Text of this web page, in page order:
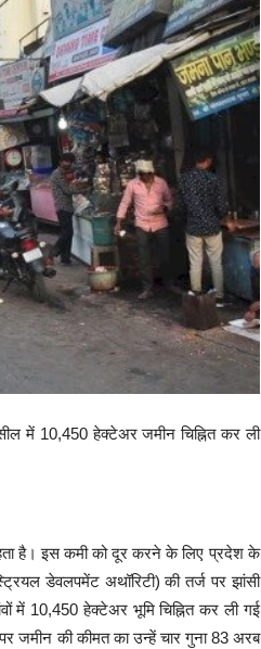
में 10,450 हेक्टेअर जमीन चिह्नित कर ली
है। इस कमी को दूर करने के लिए प्रदेश के
डेवलपमेंट अथॉरिटी) की तर्ज पर झांसी
में 10,450 हेक्टेअर भूमि चिह्नित कर ली गई
जमीन की कीमत का उन्हें चार गुना 83 अरब